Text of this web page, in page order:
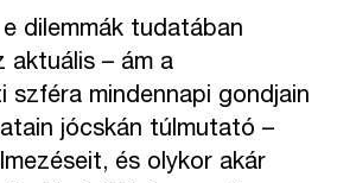
dilemmák tudatában
aktuális – ám a
szféra mindennapi gondjain
jócskán túlmutató –
és olykor akár